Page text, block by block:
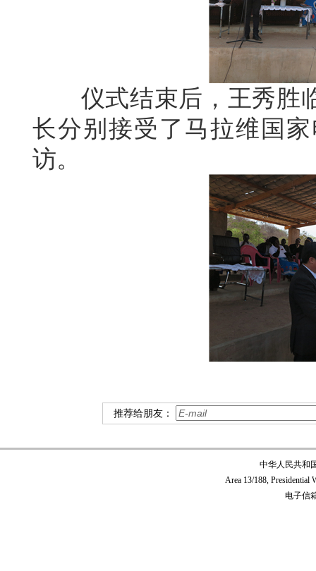
仪式结束后，王秀胜临
长分别接受了马拉维国
访。
推荐给朋友：
中华人民共和
Area 13/188, Presidential
电子信